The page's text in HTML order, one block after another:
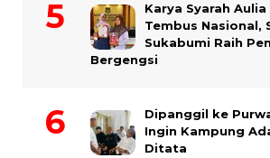
Karya Syarah Aulia
Tembus Nasional,
Sukabumi Raih
Bergengsi
Dipanggil ke
Ingin Kampung
Ditata